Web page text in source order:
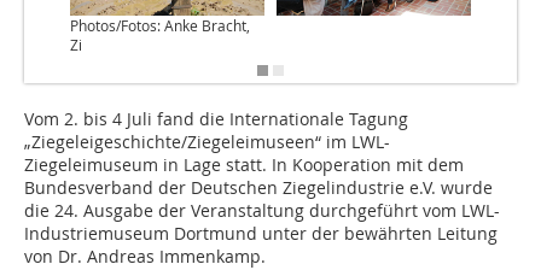
Photos/Fotos: Anke Bracht,
Zi
Vom 2. bis 4 Juli fand die Internationale Tagung
„Ziegeleigeschichte/Ziegeleimuseen“ im LWL-
Ziegeleimuseum in Lage statt. In Kooperation mit dem
Bundesverband der Deutschen Ziegelindustrie e.V. wurde
die 24. Ausgabe der Veranstaltung durchgeführt vom LWL-
Industriemuseum Dortmund unter der bewährten Leitung
von Dr. Andreas Immenkamp.